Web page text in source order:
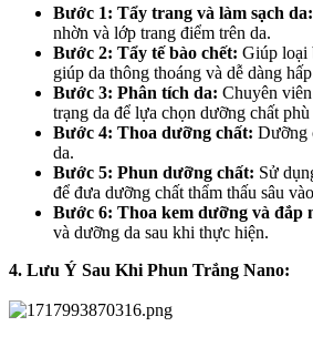
Bước 1: Tẩy trang và làm sạch da:
nhờn và lớp trang điểm trên da.
Bước 2: Tẩy tế bào chết: Giúp loại
giúp da thông thoáng và dễ dàng
Bước 3: Phân tích da: Chuyên
trạng da để lựa chọn dưỡng chất phù
Bước 4: Thoa dưỡng chất: Dưỡng
da.
Bước 5: Phun dưỡng chất: Sử
để đưa dưỡng chất thẩm thấu sâu
Bước 6: Thoa kem dưỡng và đắp
và dưỡng da sau khi thực hiện.
4. Lưu Ý Sau Khi Phun Trắng Nano: